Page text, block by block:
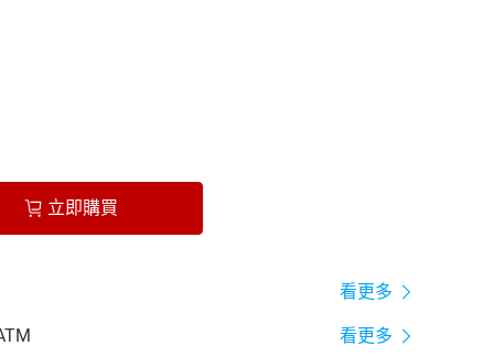
立即購買
看更多
看更多